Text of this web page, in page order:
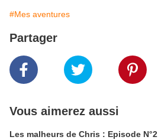
#Mes aventures
Partager
Vous aimerez aussi
Les malheurs de Chris : Episode N°2